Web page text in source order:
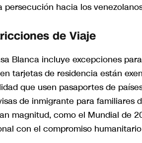
persecución hacia los
de Viaje
Blanca incluye excepciones
tarjetas de residencia están
que usen pasaportes de
de inmigrante para familiares
magnitud, como el Mundial de
con el compromiso